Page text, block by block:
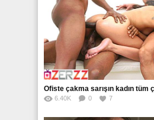
Ofiste çakma sarışın kadın tüm
6.40K 0 7